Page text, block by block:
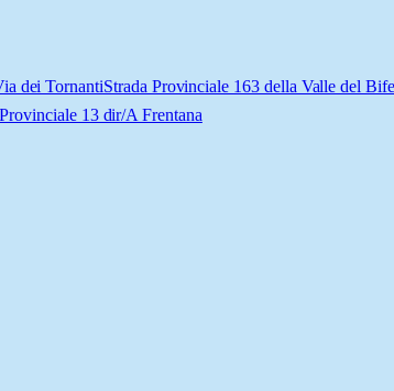
dei TornantiStrada Provinciale 163 della Valle del
13 dir/A Frentana